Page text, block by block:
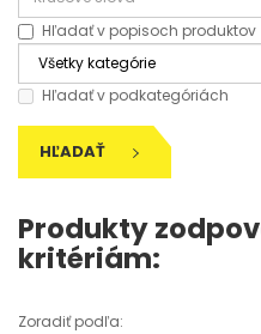
Hľadať v popisoch produktov
Hľadať v podkategóriách
HĽADAŤ
Produkty
kritériám:
Zoradiť podľa: